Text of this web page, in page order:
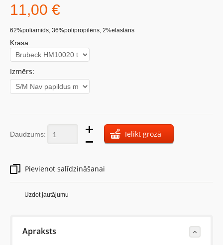
11,00 €
62%poliamīds, 36%polipropilēns, 2%elastāns
Krāsa:
Izmērs:
Daudzums: Ielikt grozā
Pievienot salīdzināšanai
Uzdot jautājumu
Apraksts